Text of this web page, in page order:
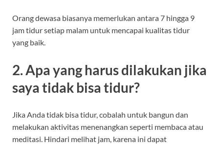
Orang dewasa biasanya memerlukan antara 7 hingga 9
jam tidur setiap malam untuk mencapai kualitas tidur
yang baik.
2. Apa yang harus dilakukan jika
saya tidak bisa tidur?
Jika Anda tidak bisa tidur, cobalah untuk bangun dan
melakukan aktivitas menenangkan seperti membaca atau
meditasi. Hindari melihat jam, karena ini dapat